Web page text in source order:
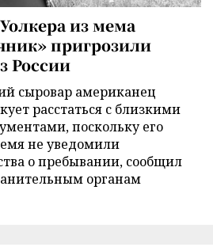
из мема
пригрозили
России
сыровар американец
расстаться с близкими
поскольку его
не уведомили
о пребывании, сообщил
органам